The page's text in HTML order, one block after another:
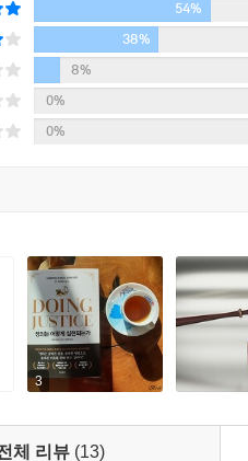
했고 이제 사형집행을 기다리는
두고 『뉴욕타임스』 기자에게
전하자면 이렇습니다. 저한테
와 살의로 가득했던, 그래서
람 덕분에 서서히 변화하고 있
함은 무엇으로 지켜낼 수 있는가
’이 쟁투를 벌이는 한국 사회에
장 많이 언론에 오르내리는 이
고 있다가 발각되었는데도 집행
결이라고 생각하는 사법판결을
정의는 어떻게 실현되는가』에
다. “내가 주장하고 싶은 것은,
54%
38%
8%
0%
0%
3
체 리뷰 (13)